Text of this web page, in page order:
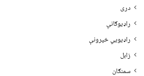
دری
راډیوګانې
راډیويي خپرونې
زابل
سمنګان